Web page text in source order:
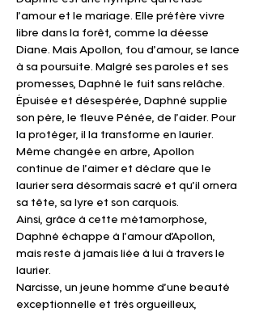
l’amour et le mariage. Elle préfère vivre
libre dans la forêt, comme la déesse
Diane. Mais Apollon, fou d’amour, se lance
à sa poursuite. Malgré ses paroles et ses
promesses, Daphné le fuit sans relâche.
Épuisée et désespérée, Daphné supplie
son père, le fleuve Pénée, de l’aider. Pour
la protéger, il la transforme en laurier.
Même changée en arbre, Apollon
continue de l’aimer et déclare que le
laurier sera désormais sacré et qu’il ornera
sa tête, sa lyre et son carquois.
Ainsi, grâce à cette métamorphose,
Daphné échappe à l’amour d’Apollon,
mais reste à jamais liée à lui à travers le
laurier.
Narcisse, un jeune homme d’une beauté
exceptionnelle et très orgueilleux,